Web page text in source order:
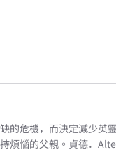
的危機，而決定減少
煩惱的父親。貞德．